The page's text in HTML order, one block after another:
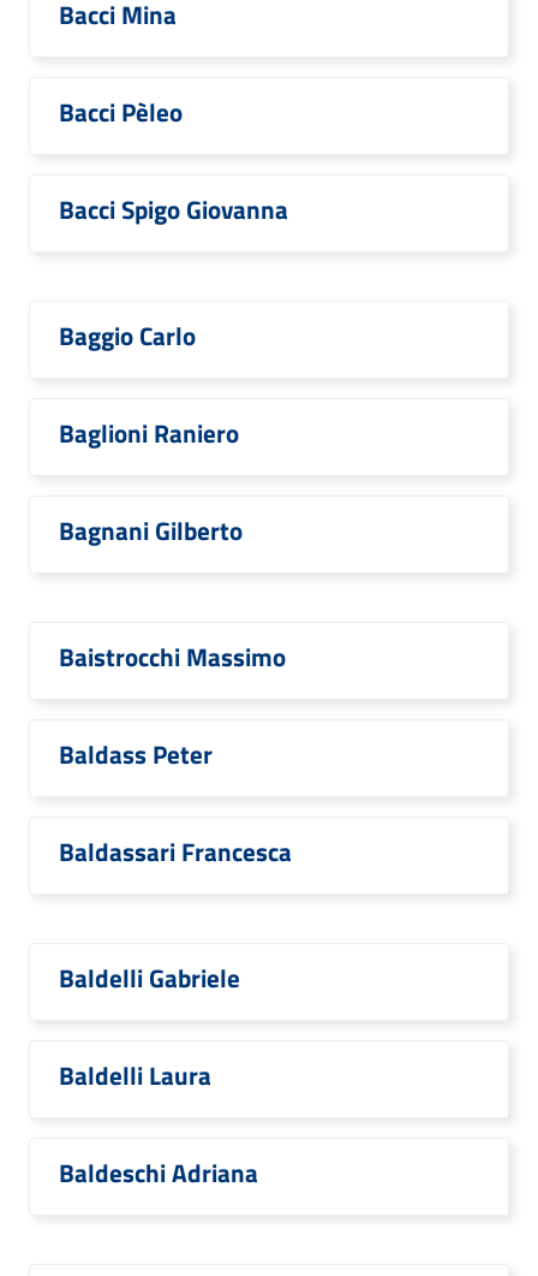
Bacci Mina
Bacci Pèleo
Bacci Spigo Giovanna
Baggio Carlo
Baglioni Raniero
Bagnani Gilberto
Baistrocchi Massimo
Baldass Peter
Baldassari Francesca
Baldelli Gabriele
Baldelli Laura
Baldeschi Adriana